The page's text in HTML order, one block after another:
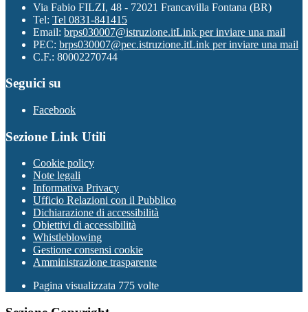
Via Fabio FILZI, 48 - 72021 Francavilla Fontana (BR)
Tel: Tel 0831-841415
Email: brps030007@istruzione.itLink per inviare una mail
PEC: brps030007@pec.istruzione.itLink per inviare una mail
C.F.: 80002270744
Seguici su
Facebook
Sezione Link Utili
Cookie policy
Note legali
Informativa Privacy
Ufficio Relazioni con il Pubblico
Dichiarazione di accessibilità
Obiettivi di accessibilità
Whistleblowing
Gestione consensi cookie
Amministrazione trasparente
Pagina visualizzata 775 volte